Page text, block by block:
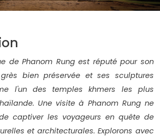
de Phanom Rung est réputé pour son
bien préservée et ses sculptures
l'un des temples khmers les plus
Une visite à Phanom Rung ne
captiver les voyageurs en quête de
et architecturales. Explorons avec